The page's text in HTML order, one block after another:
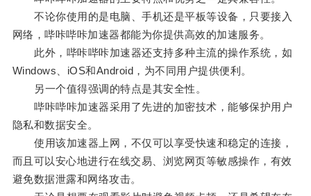
不论你使用的是电脑、手机还是平板等设备，只要接入
网络，哔咔哔咔加速器都能为你提供高效的加速服务。
此外，哔咔哔咔加速器还支持多种主流的操作系统，如
Windows、iOS和Android，为不同用户提供便利。
另一个值得强调的特点是其安全性。
哔咔哔咔加速器采用了先进的加密技术，能够保护用户
隐私和数据安全。
使用该加速器上网，不仅可以享受快速和稳定的连接，
而且可以安心地进行在线交易、浏览网页等敏感操作，有效
避免数据泄露和网络攻击。